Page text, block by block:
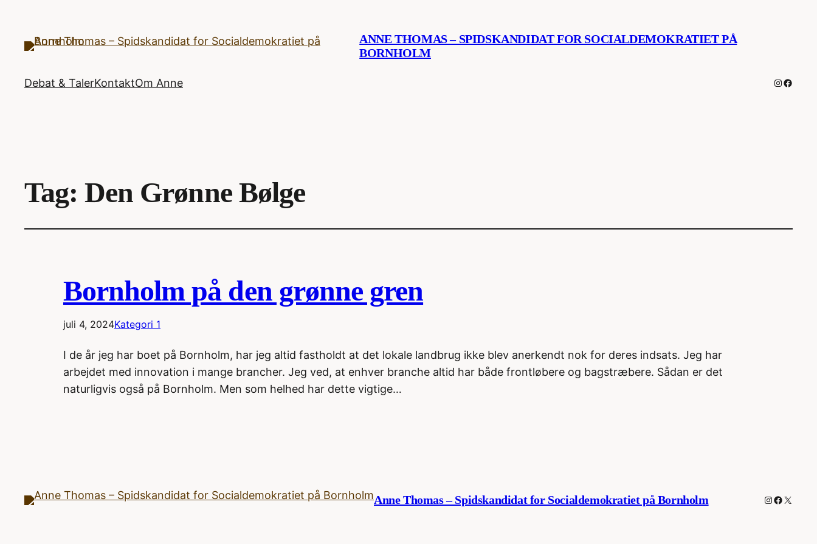
ANNE THOMAS – SPIDSKANDIDAT FOR SOCIALDEMOKRATIET PÅ
BORNHOLM
Debat & TalerKontaktOm Anne
Tag:Den Grønne Bølge
Bornholm på den grønne gren
juli 4, 2024Kategori 1
I de år jeg har boet på Bornholm, har jeg altid fastholdt at det lokale landbrug ikke blev anerkendt nok for deres indsats. Jeg har
arbejdet med innovation i mange brancher. Jeg ved, at enhver branche altid har både frontløbere og bagstræbere. Sådan er det
naturligvis også på Bornholm. Men som helhed har dette vigtige…
Anne Thomas – Spidskandidat for Socialdemokratiet på Bornholm Instagram
X